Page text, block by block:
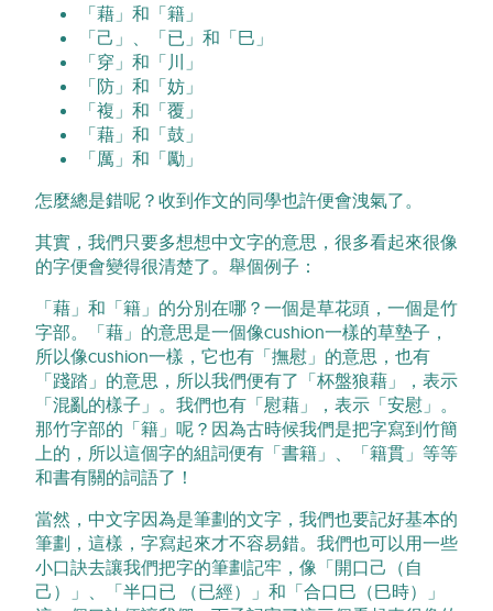
「藉」和「籍」
「己」、「已」和「巳」
「穿」和「川」
「防」和「妨」
「複」和「覆」
「藉」和「鼓」
「厲」和「勵」
怎麼總是錯呢？收到作文的同學也許便會洩氣了。
其實，我們只要多想想中文字的意思，很多看起來很像
的字便會變得很清楚了。舉個例子：
「藉」和「籍」的分別在哪？一個是草花頭，一個是竹
字部。「藉」的意思是一個像cushion一樣的草墊子，
所以像cushion一樣，它也有「撫慰」的意思，也有
「踐踏」的意思，所以我們便有了「杯盤狼藉」，表示
「混亂的樣子」。我們也有「慰藉」，表示「安慰」。
那竹字部的「籍」呢？因為古時候我們是把字寫到竹簡
上的，所以這個字的組詞便有「書籍」、「籍貫」等等
和書有關的詞語了！
當然，中文字因為是筆劃的文字，我們也要記好基本的
筆劃，這樣，字寫起來才不容易錯。我們也可以用一些
小口訣去讓我們把字的筆劃記牢，像「開口己（自
己）」、「半口已 （已經）」和「合口巳（巳時）」